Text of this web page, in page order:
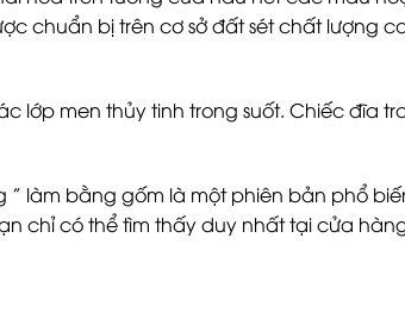
chuẩn bị trên cơ sở đất sét chất lượng
men thủy tinh trong suốt. Chiếc đĩa
làm bằng gốm là một phiên bản phổ
chỉ có thể tìm thấy duy nhất tại cửa